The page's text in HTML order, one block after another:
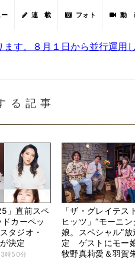
連 載 フォト 動
す。８月１日から並行運用
る記事
」直前スペ
カーペッ
タジオ・
決定
時50分
「ザ・グレイテス
ヒッツ」“モーニン
娘。スペシャル”放
定 ゲストにモー娘
牧野真莉愛＆羽賀